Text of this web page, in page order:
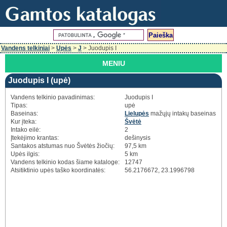
Vandens telkiniai > Upės > J > Juodupis I
MENIU
Juodupis I (upė)
Vandens telkinio pavadinimas:
Juodupis I
Tipas:
upė
Baseinas:
Lielupės mažųjų intakų baseinas
Kur įteka:
Švėtė
Intako eilė:
2
Įtekėjimo krantas:
dešinysis
Santakos atstumas nuo Švėtės žiočių:
97,5 km
Upės ilgis:
5 km
Vandens telkinio kodas šiame kataloge:
12747
Atsitiktinio upės taško koordinatės:
56.2176672, 23.1996798